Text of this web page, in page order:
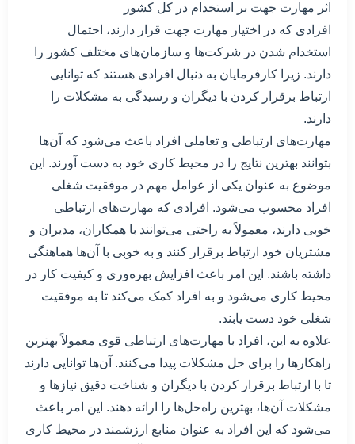
اثر مهارت جهت بر استخدام در کل کشور
افرادی که در اختیار مهارت جهت قرار دارند، احتمال
استخدام شدن در شرکت‌ها و سازمان‌های مختلف کشور را
دارند. زیرا کارفرمایان به دنبال افرادی هستند که توانایی
ارتباط برقرار کردن با دیگران و رسیدگی به مشکلات را
دارند.
مهارت‌های ارتباطی و تعاملی افراد باعث می‌شود که آن‌ها
بتوانند بهترین نتایج را در محیط کاری خود به دست آورند. این
موضوع به عنوان یکی از عوامل مهم در موفقیت شغلی
افراد محسوب می‌شود. افرادی که مهارت‌های ارتباطی
خوبی دارند، معمولاً به راحتی می‌توانند با همکاران، مدیران و
مشتریان خود ارتباط برقرار کنند و به خوبی با آن‌ها هماهنگی
داشته باشند. این امر باعث افزایش بهره‌وری و کیفیت کار در
محیط کاری می‌شود و به افراد کمک می‌کند تا به موفقیت
شغلی خود دست یابند.
علاوه به این، افراد با مهارت‌های ارتباطی قوی معمولاً بهترین
راهکارها را برای حل مشکلات پیدا می‌کنند. آن‌ها توانایی دارند
تا با ارتباط برقرار کردن با دیگران و شناخت دقیق نیازها و
مشکلات آن‌ها، بهترین راه‌حل‌ها را ارائه دهند. این امر باعث
می‌شود که این افراد به عنوان منابع ارزشمند در محیط کاری